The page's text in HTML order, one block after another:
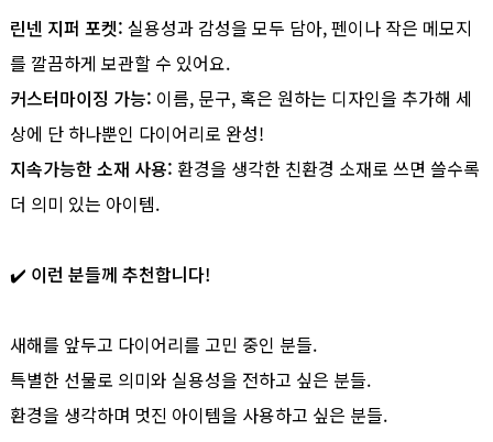
린넨 지퍼 포켓: 실용성과 감성을 모두 담아, 펜이나 작은 메모지
를 깔끔하게 보관할 수 있어요.
커스터마이징 가능: 이름, 문구, 혹은 원하는 디자인을 추가해 세
상에 단 하나뿐인 다이어리로 완성!
지속가능한 소재 사용: 환경을 생각한 친환경 소재로 쓰면 쓸수록
더 의미 있는 아이템.
✔️ 이런 분들께 추천합니다!
새해를 앞두고 다이어리를 고민 중인 분들.
특별한 선물로 의미와 실용성을 전하고 싶은 분들.
환경을 생각하며 멋진 아이템을 사용하고 싶은 분들.